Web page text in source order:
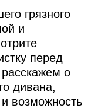
грязного
и
перед
о
дивана,
возможность